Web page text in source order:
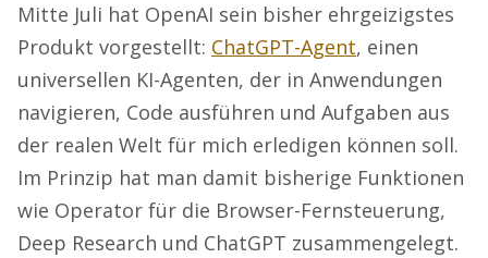
Mitte Juli hat OpenAI sein bisher ehrgeizigstes
Produkt vorgestellt: ChatGPT-Agent, einen
universellen KI-Agenten, der in Anwendungen
navigieren, Code ausführen und Aufgaben aus
der realen Welt für mich erledigen können soll.
Im Prinzip hat man damit bisherige Funktionen
wie Operator für die Browser-Fernsteuerung,
Deep Research und ChatGPT zusammengelegt.